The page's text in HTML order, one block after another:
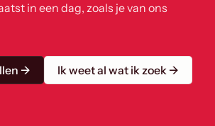
in een dag, zoals je van ons
→ Ik weet al wat ik zoek →